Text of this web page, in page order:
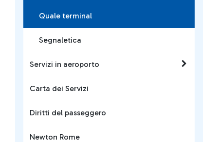
Quale terminal
Segnaletica
Servizi in aeroporto
Carta dei Servizi
Diritti del passeggero
Newton Rome